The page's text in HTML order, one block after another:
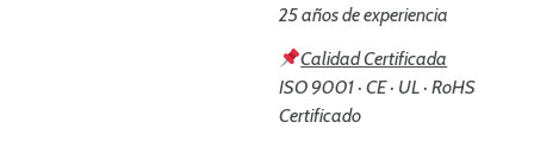
25 años de experiencia
Calidad Certificada
ISO 9001 · CE · UL · RoHS
Certificado